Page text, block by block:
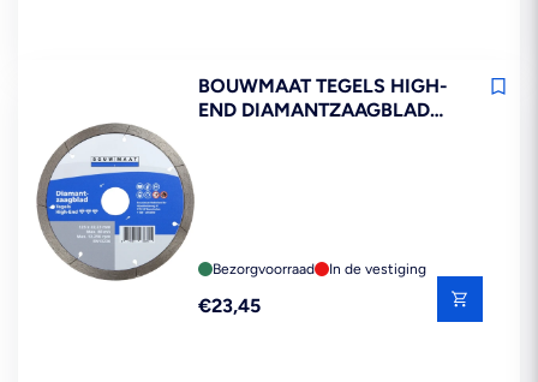
BOUWMAAT TEGELS HIGH-
END DIAMANTZAAGBLAD
Bezorgvoorraad In de vestiging
Reguliere
€23,45